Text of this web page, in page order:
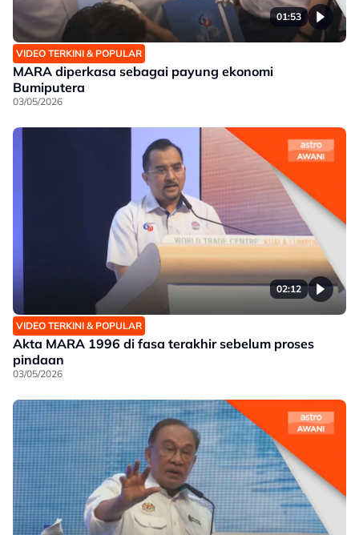
01:53
VIDEO TERKINI & POPULAR
MARA diperkasa sebagai payung ekonomi
Bumiputera
03/05/2026
02:12
VIDEO TERKINI & POPULAR
Akta MARA 1996 di fasa terakhir sebelum proses
pindaan
03/05/2026